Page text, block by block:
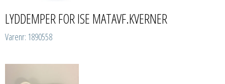
LYDDEMPER FOR ISE MATAVF.KVERNER
Varenr: 1890558